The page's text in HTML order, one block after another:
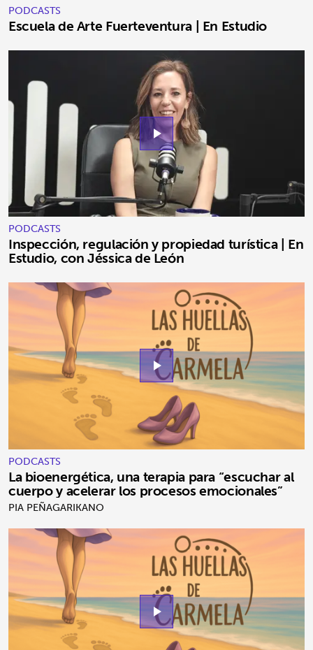
PODCASTS
Escuela de Arte Fuerteventura | En Estudio
play_arrow
PODCASTS
Inspección, regulación y propiedad turística | En
Estudio, con Jéssica de León
play_arrow
PODCASTS
La bioenergética, una terapia para “escuchar al
cuerpo y acelerar los procesos emocionales”
PIA PEÑAGARIKANO
play_arrow